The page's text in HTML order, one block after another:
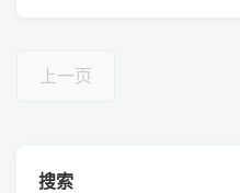
上一页
搜索